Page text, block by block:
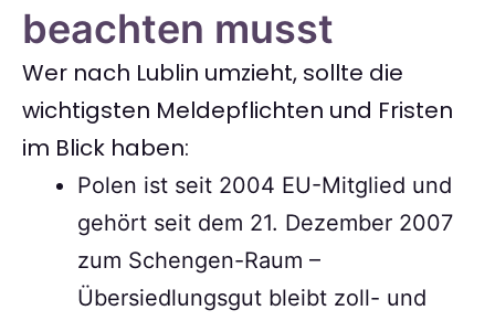
beachten musst
Wer nach Lublin umzieht, sollte die
wichtigsten Meldepflichten und Fristen
im Blick haben:
Polen ist seit 2004 EU-Mitglied und
gehört seit dem 21. Dezember 2007
zum Schengen-Raum –
Übersiedlungsgut bleibt zoll- und